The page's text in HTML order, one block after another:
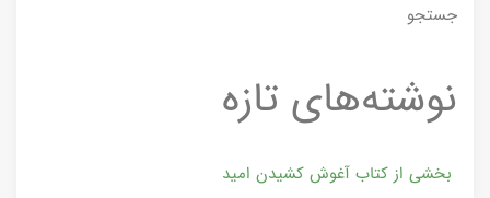
جستجو
نوشته‌های تازه
بخشی از کتاب آغوش کشیدن امید